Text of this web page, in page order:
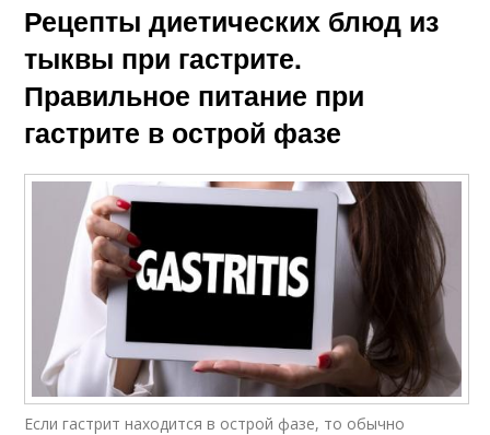
Рецепты диетических блюд из
тыквы при гастрите.
Правильное питание при
гастрите в острой фазе
Если гастрит находится в острой фазе, то обычно